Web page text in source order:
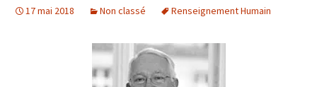
17 mai 2018 Non classé Renseignement Humain